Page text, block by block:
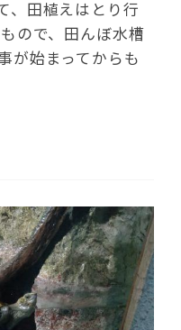
、田植えはとり行
ので、田んぼ水槽
が始まってからも